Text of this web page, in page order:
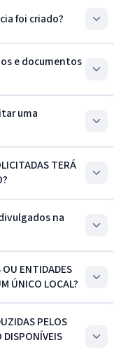
foi criado?
e documentos
uma
TERÁ
na
ENTIDADES
ÚNICO LOCAL?
PELOS
DISPONÍVEIS